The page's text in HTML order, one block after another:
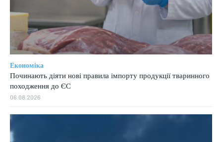
Економіка
Починають діяти нові правила імпорту продукції тваринного
походження до ЄС
06.08.2026